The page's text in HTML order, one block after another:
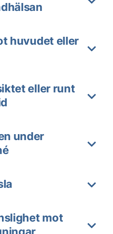
huvudet eller
eller runt
under
mot